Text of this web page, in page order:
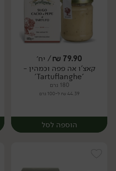
יח׳
79.90
₪/ יח׳
קאצ'ו אה פפה וכמהין -
'Tartuflanghe'
180 גרם
44.39 ₪ ל-100 גרם
הוספה לסל